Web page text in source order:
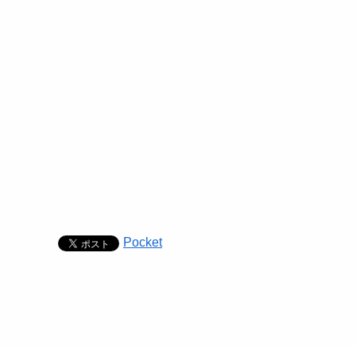
Pocket